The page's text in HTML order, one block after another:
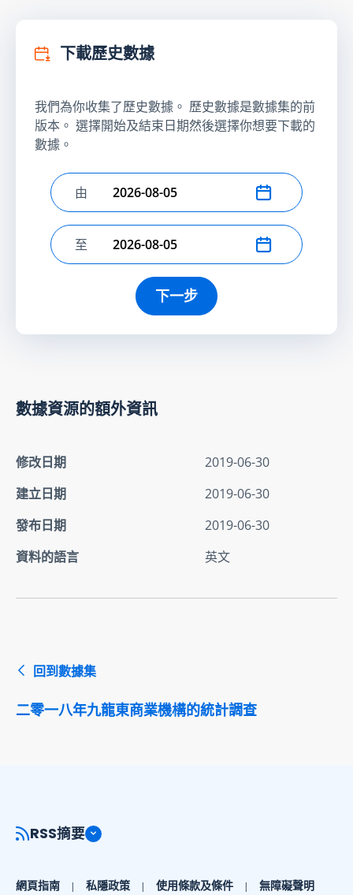
下載歷史數據
我們為你收集了歷史數據。 歷史數據是數據集的前
版本。 選擇開始及結束日期然後選擇你想要下載的
數據。
選擇開始日期
由
選擇結束日期
至
下一步
數據資源的額外資訊
修改日期
2019-06-30
建立日期
2019-06-30
發布日期
2019-06-30
資料的語言
英文
回到數據集
二零一八年九龍東商業機構的統計調查
RSS摘要
網頁指南 私隱政策 使用條款及條件 無障礙聲明